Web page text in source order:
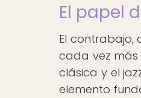
El papel
El contrabajo,
cada vez más
clásica y el
elemento